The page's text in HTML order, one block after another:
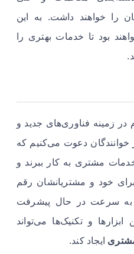
را خواهند داشت. به این
بود تا خدمات بهتری را
در زمینه فناوری‌های جدید و
خوانندگان دعوت می‌کنیم که
خدمات مشتری به کار ببرند و
برای خود و مشتریانشان رقم
به سرعت در حال پیشرفت
و تکنیک‌ها می‌تواند
ایجاد کند.